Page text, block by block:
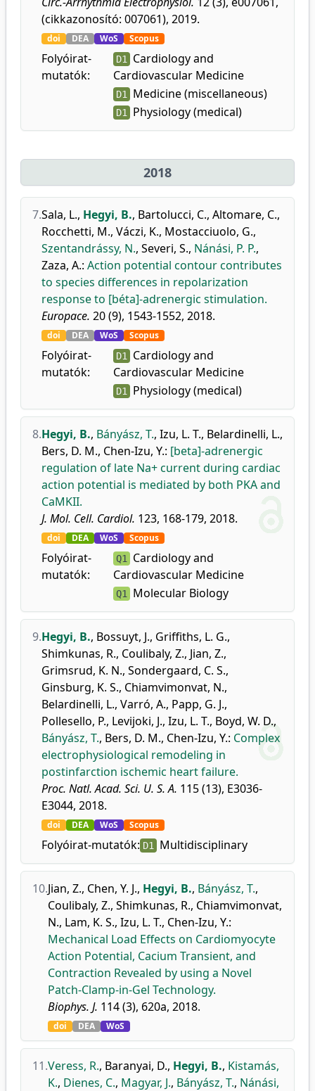
(cikkazonosító: 007061), 2019.
doi DEA WoS Scopus
Folyóirat-
mutatók:
D1 Cardiology and
Cardiovascular Medicine
D1 Medicine (miscellaneous)
D1 Physiology (medical)
2018
7.Sala, L., Hegyi, B., Bartolucci, C., Altomare, C.,
Rocchetti, M., Váczi, K., Mostacciuolo, G.,
Szentandrássy, N., Severi, S., Nánási, P. P.,
Zaza, A.: Action potential contour contributes
to species differences in repolarization
response to [béta]-adrenergic stimulation.
Europace. 20 (9), 1543-1552, 2018.
doi DEA WoS Scopus
Folyóirat-
mutatók:
D1 Cardiology and
Cardiovascular Medicine
D1 Physiology (medical)
8.Hegyi, B., Bányász, T., Izu, L. T., Belardinelli, L.,
Bers, D. M., Chen-Izu, Y.: [beta]-adrenergic
regulation of late Na+ current during cardiac
action potential is mediated by both PKA and
CaMKII.
J. Mol. Cell. Cardiol. 123, 168-179, 2018.
doi DEA WoS Scopus
Folyóirat-
mutatók:
Q1 Cardiology and
Cardiovascular Medicine
Q1 Molecular Biology
9.Hegyi, B., Bossuyt, J., Griffiths, L. G.,
Shimkunas, R., Coulibaly, Z., Jian, Z.,
Grimsrud, K. N., Sondergaard, C. S.,
Ginsburg, K. S., Chiamvimonvat, N.,
Belardinelli, L., Varró, A., Papp, G. J.,
Pollesello, P., Levijoki, J., Izu, L. T., Boyd, W. D.,
Bányász, T., Bers, D. M., Chen-Izu, Y.: Complex
electrophysiological remodeling in
postinfarction ischemic heart failure.
Proc. Natl. Acad. Sci. U. S. A. 115 (13), E3036-
E3044, 2018.
doi DEA WoS Scopus
Folyóirat-mutatók: D1 Multidisciplinary
10.Jian, Z., Chen, Y. J., Hegyi, B., Bányász, T.,
Coulibaly, Z., Shimkunas, R., Chiamvimonvat,
N., Lam, K. S., Izu, L. T., Chen-Izu, Y.:
Mechanical Load Effects on Cardiomyocyte
Action Potential, Cacium Transient, and
Contraction Revealed by using a Novel
Patch-Clamp-in-Gel Technology.
Biophys. J. 114 (3), 620a, 2018.
doi DEA WoS
11.Veress, R., Baranyai, D., Hegyi, B., Kistamás,
K., Dienes, C., Magyar, J., Bányász, T., Nánási,